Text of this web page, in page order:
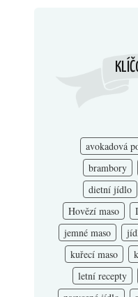
avokadová
brambory
dietní jídlo
Hovězí maso
jemné maso
kuřecí maso
letní recepty